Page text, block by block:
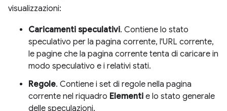
visualizzazioni:
Caricamenti speculativi. Contiene lo stato
speculativo per la pagina corrente, l'URL corrente,
le pagine che la pagina corrente tenta di caricare in
modo speculativo e i relativi stati.
Regole. Contiene i set di regole nella pagina
corrente nel riquadro Elementi e lo stato generale
delle speculazioni.